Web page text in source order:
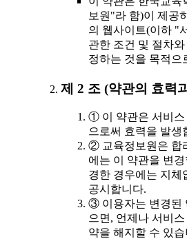
보원"라 함)이 제공
의 웹사이트(이하 "
관한 조건 및 절차
정하는 것을 목적으
제 2 조 (약관의 효력
① 이 약관은 서비스
으로써 효력을 발생
② 교육정보원은 합
에는 이 약관을 변
경한 경우에는 지체
공시합니다.
③ 이용자는 변경된
으면, 언제나 서비
약을 해지할 수 있습